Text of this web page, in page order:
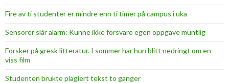
Fire av ti studenter er mindre enn ti timer på campus i uka
Sensorer slår alarm: Kunne ikke forsvare egen oppgave muntlig
Forsker på gresk litteratur. I sommer har hun blitt nedringt om en
viss film
Studenten brukte plagiert tekst to ganger